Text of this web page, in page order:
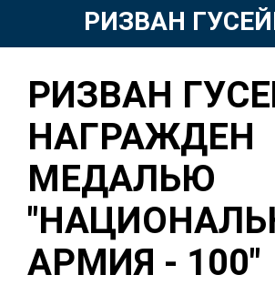
РИЗВАН
РИЗВАН
НАГРАЖДЕН
МЕДАЛЬЮ
АРМИЯ - 100"